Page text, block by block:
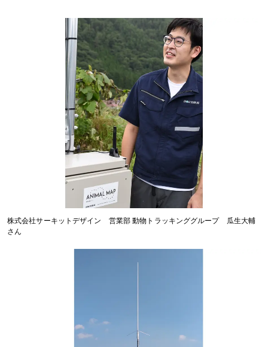
株式会社サーキットデザイン 営業部 動物トラッキンググループ 瓜生大輔
さん